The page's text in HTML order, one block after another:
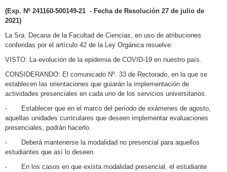
(Exp. Nº 241160-500149-21 - Fecha de Resolución 27 de julio de
2021)
La Sra. Decana de la Facultad de Ciencias, en uso de atribuciones
conferidas por el artículo 42 de la Ley Orgánica resuelve:
VISTO: La evolución de la epidemia de COVID-19 en nuestro país.
CONSIDERANDO: El comunicado Nº. 33 de Rectorado, en la que se
establecen las orientaciones que guiarán la implementación de
actividades presenciales en cada uno de los servicios universitarios.
- Establecer que en el marco del período de exámenes de agosto,
aquellas unidades curriculares que deseen implementar evaluaciones
presenciales, podrán hacerlo.
- Deberá mantenerse la modalidad no presencial para aquellos
estudiantes que así lo deseen.
- En los casos en que exista modalidad presencial, el estudiante